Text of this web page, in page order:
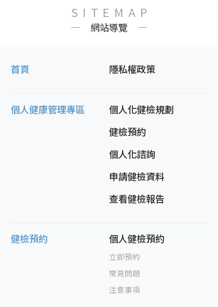
SITEMAP
網站導覽
首頁 隱私權政策
個人健康管理專區
個人化健檢規劃
健檢預約
個人化諮詢
申請健檢資料
查看健檢報告
健檢預約 個人健檢預約
立即預約
常見問題
注意事項